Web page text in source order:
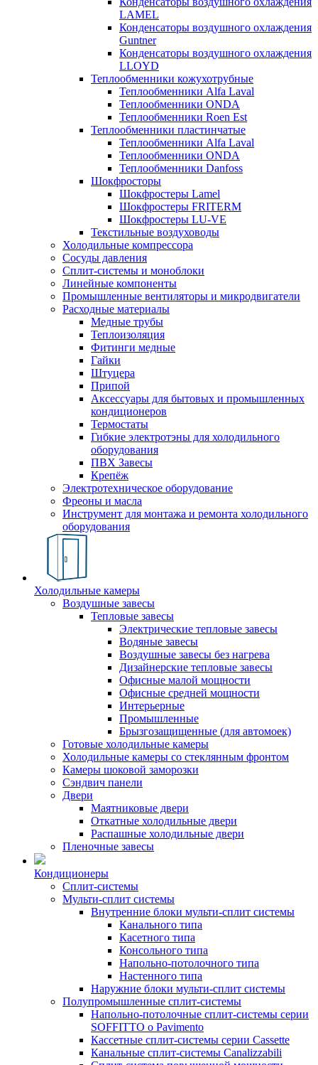
LAMEL
Конденсаторы воздушного охлаждения
Guntner
Конденсаторы воздушного охлаждения
LLOYD
Теплообменники кожухотрубные
Теплообменники Alfa Laval
Теплообменники ONDA
Теплообменники Roen Est
Теплообменники пластинчатые
Теплообменники Alfa Laval
Теплообменники ONDA
Теплообменники Danfoss
Шокфросторы
Шокфростеры Lamel
Шокфростеры FRITERM
Шокфростеры LU-VE
Текстильные воздуховоды
Холодильные компрессора
Сосуды давления
Cплит-системы и моноблоки
Линейные компоненты
Промышленные вентиляторы и микродвигатели
Расходные материалы
Медные трубы
Теплоизоляция
Фитинги медные
Гайки
Штуцера
Припой
Аксессуары для бытовых и промышленных
кондиционеров
Термостаты
Гибкие электротэны для холодильного
оборудования
ПВХ Завесы
Крепёж
Электротехническое оборудование
Фреоны и масла
Инструмент для монтажа и ремонта холодильного
оборудования
Холодильные камеры
Воздушные завесы
Тепловые завесы
Электрические тепловые завесы
Водяные завесы
Воздушные завесы без нагрева
Дизайнерские тепловые завесы
Офисные малой мощности
Офисные средней мощности
Интерьерные
Промышленные
Брызгозащищенные (для автомоек)
Готовые холодильные камеры
Холодильные камеры со стеклянным фронтом
Камеры шоковой заморозки
Сэндвич панели
Двери
Маятниковые двери
Откатные холодильные двери
Распашные холодильные двери
Пленочные завесы
Кондиционеры
Сплит-системы
Мульти-сплит системы
Внутренние блоки мульти-сплит системы
Канального типа
Касетного типа
Консольного типа
Напольно-потолочного типа
Настенного типа
Наружние блоки мульти-сплит системы
Полупромышленные сплит-системы
Напольно-потолочные сплит-системы серии
SOFFITTO o Pavimento
Кассетные сплит-системы серии Cassette
Канальные сплит-системы Canalizzabili